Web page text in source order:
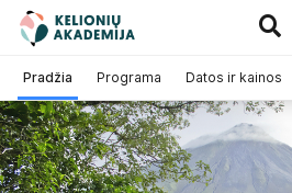
Paskutinė
minutė
Pažintinės
kelionės
Pradžia Programa Datos ir kainos